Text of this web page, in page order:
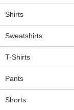
Shirts
Sweatshirts
T-Shirts
Pants
Shorts